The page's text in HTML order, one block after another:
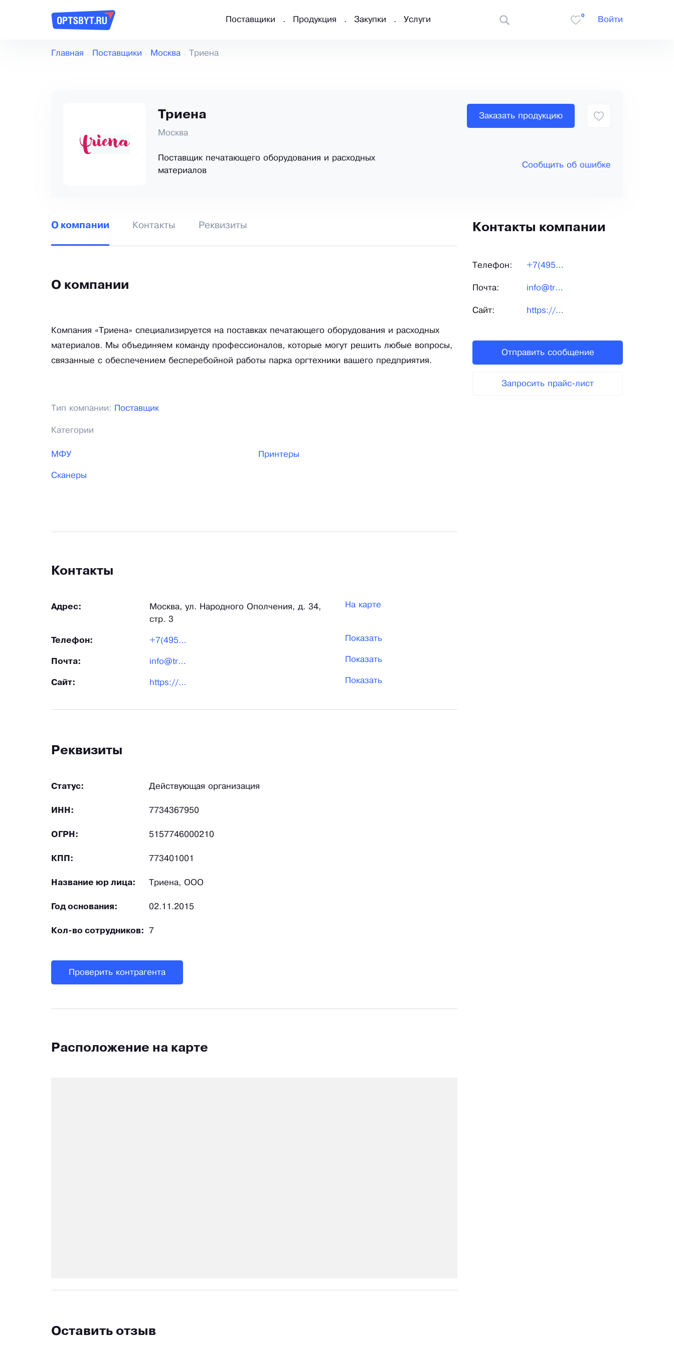
Поставщики Продукция Закупки Услуги
0
Войти
Главная Поставщики Москва Триена
Триена
Москва
Поставщик печатающего оборудования и расходных
материалов
Заказать продукцию
Сообщить об ошибке
О компании Контакты Реквизиты
О компании
Компания «Триена» специализируется на поставках печатающего оборудования и расходных
материалов. Мы объединяем команду профессионалов, которые могут решить любые вопросы,
связанные с обеспечением бесперебойной работы парка оргтехники вашего предприятия.
Тип компании: Поставщик
Категории
МФУ Принтеры
Сканеры
Контакты
Адрес:
Москва, ул. Народного Ополчения, д. 34,
стр. 3
На карте
Телефон: +7(495)969-30-90 Показать
Почта: info@triena.ru Показать
Сайт: https://triena.ru/ Показать
Реквизиты
Статус: Действующая организация
ИНН: 7734367950
ОГРН: 5157746000210
КПП: 773401001
Название юр лица: Триена, ООО
Год основания: 02.11.2015
Кол-во сотрудников: 7
Проверить контрагента
Расположение на карте
Оставить отзыв
Контакты компании
Телефон: +7(495)969-30-90
Почта: info@triena.ru
Сайт: https://triena.ru/
Отправить сообщение
Запросить прайс-лист